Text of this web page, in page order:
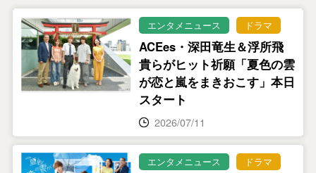
エンタメニュース ドラマ
ACEes・深田竜生＆浮所飛
貴らがヒット祈願「夏色の雲
が恋と嵐をまきおこす」本日
スタート
2026/07/11
エンタメニュース ドラマ